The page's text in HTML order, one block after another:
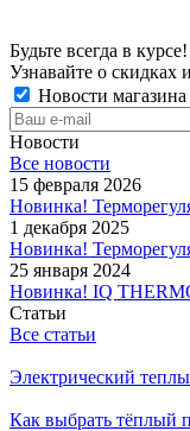
Будьте всегда в курсе!
Узнавайте о скидках
Новости магазина
Новости
Все новости
15 февраля 2026
Новинка!
1 декабря 2025
Новинка!
25 января 2024
Новинка! IQ
Статьи
Все статьи
Электрический
Как выбрать тёплый